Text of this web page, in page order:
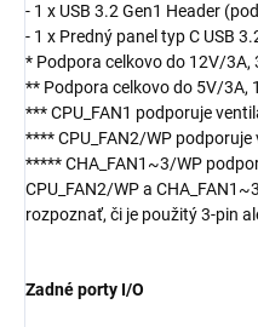
- 1 x USB 3.2 Gen1 Header
- 1 x Predný panel typ C USB
* Podpora celkovo do 12V/3A,
** Podpora celkovo do 5V/3A,
*** CPU_FAN1 podporuje
**** CPU_FAN2/WP
***** CHA_FAN1~3/WP
CPU_FAN2/WP a
rozpoznať, či je použitý 3-pin
Zadné porty I/O